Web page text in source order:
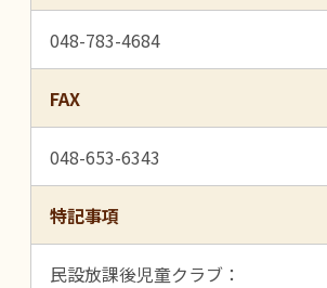
048-783-4684
FAX
048-653-6343
特記事項
民設放課後児童クラブ：